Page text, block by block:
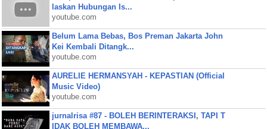
laskan Hubungan Is...
youtube.com
Belum Lama Bebas, Bos Preman Jakarta John
Kei Kembali Ditangk...
youtube.com
AURELIE HERMANSYAH - KEPASTIAN (Official
Music Video)
youtube.com
jurnalrisa #87 - BOLEH BERINTERAKSI, TAPI T
IDAK BOLEH MEMBAWA...